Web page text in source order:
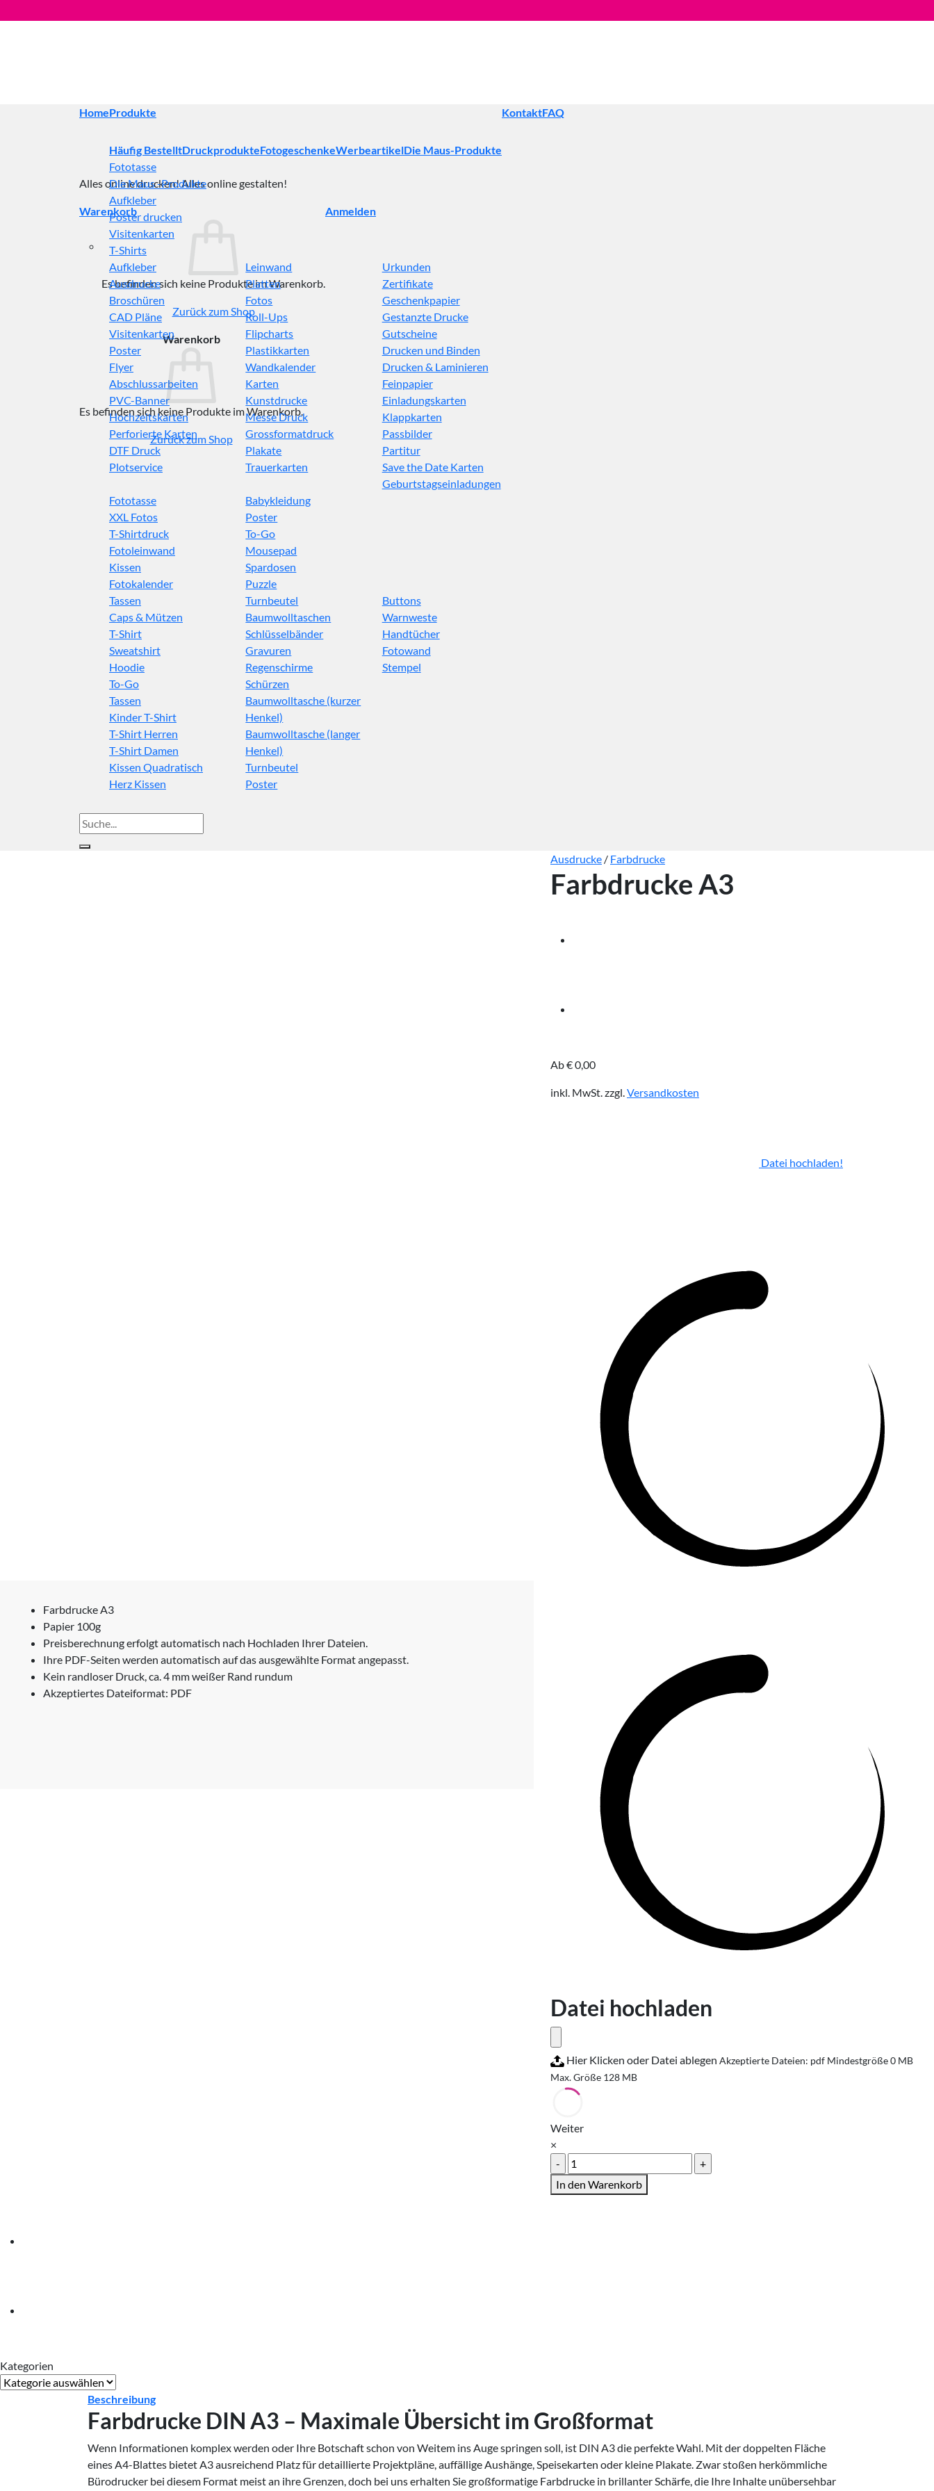
Inhalt
Alles online drucken! Alles online gestalten!
Warenkorb
Es befinden sich keine Produkte im Warenkorb.
Zurück zum Shop
Anmelden
Warenkorb
Es befinden sich keine Produkte im Warenkorb.
Zurück zum Shop
HomeProdukte
Häufig BestelltDruckprodukteFotogeschenkeWerbeartikelDie Maus-Produkte
Fototasse
Die Maus -Produkte
Aufkleber
Poster drucken
Visitenkarten
T-Shirts
Aufkleber
Ausdrucke
Broschüren
CAD Pläne
Visitenkarten
Poster
Flyer
Abschlussarbeiten
PVC-Banner
Hochzeitskarten
Perforierte Karten
DTF Druck
Plotservice
Leinwand
Platten
Fotos
Roll-Ups
Flipcharts
Plastikkarten
Wandkalender
Karten
Kunstdrucke
Messe Druck
Grossformatdruck
Plakate
Trauerkarten
Urkunden
Zertifikate
Geschenkpapier
Gestanzte Drucke
Gutscheine
Drucken und Binden
Drucken & Laminieren
Feinpapier
Einladungskarten
Klappkarten
Passbilder
Partitur
Save the Date Karten
Geburtstagseinladungen
Fototasse
XXL Fotos
T-Shirtdruck
Fotoleinwand
Kissen
Fotokalender
Babykleidung
Poster
To-Go
Mousepad
Spardosen
Puzzle
Tassen
Caps & Mützen
T-Shirt
Sweatshirt
Hoodie
To-Go
Turnbeutel
Baumwolltaschen
Schlüsselbänder
Gravuren
Regenschirme
Schürzen
Buttons
Warnweste
Handtücher
Fotowand
Stempel
Tassen
Kinder T-Shirt
T-Shirt Herren
T-Shirt Damen
Kissen Quadratisch
Herz Kissen
Baumwolltasche (kurzer
Henkel)
Baumwolltasche (langer
Henkel)
Turnbeutel
Poster
KontaktFAQ
Suche
nach:
Farbdrucke A3
Papier 100g
Preisberechnung erfolgt automatisch nach Hochladen Ihrer Dateien.
Ihre PDF-Seiten werden automatisch auf das ausgewählte Format angepasst.
Kein randloser Druck, ca. 4 mm weißer Rand rundum
Akzeptiertes Dateiformat: PDF
Ausdrucke / Farbdrucke
Farbdrucke A3
Ab€0,00
inkl. MwSt.zzgl.Versandkosten
Datei hochladen!
Datei hochladen
Hier Klicken oder Datei ablegen Akzeptierte Dateien: pdf Mindestgröße 0 MB
Max. Größe 128 MB
Weiter
×
Farbdrucke
A3
Menge
In den Warenkorb
Kategorien
Kategorien
Beschreibung
Farbdrucke DIN A3 – Maximale Übersicht im Großformat
Wenn Informationen komplex werden oder Ihre Botschaft schon von Weitem ins Auge springen soll, ist DIN A3 die perfekte Wahl. Mit der doppelten Fläche
eines A4-Blattes bietet A3 ausreichend Platz für detaillierte Projektpläne, auffällige Aushänge, Speisekarten oder kleine Plakate. Zwar stoßen herkömmliche
Bürodrucker bei diesem Format meist an ihre Grenzen, doch bei uns erhalten Sie großformatige Farbdrucke in brillanter Schärfe, die Ihre Inhalte unübersehbar